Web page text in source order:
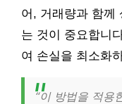
어, 거래량과 함께
는 것이 중요합니
여 손실을 최소화
“이 방법을 적용